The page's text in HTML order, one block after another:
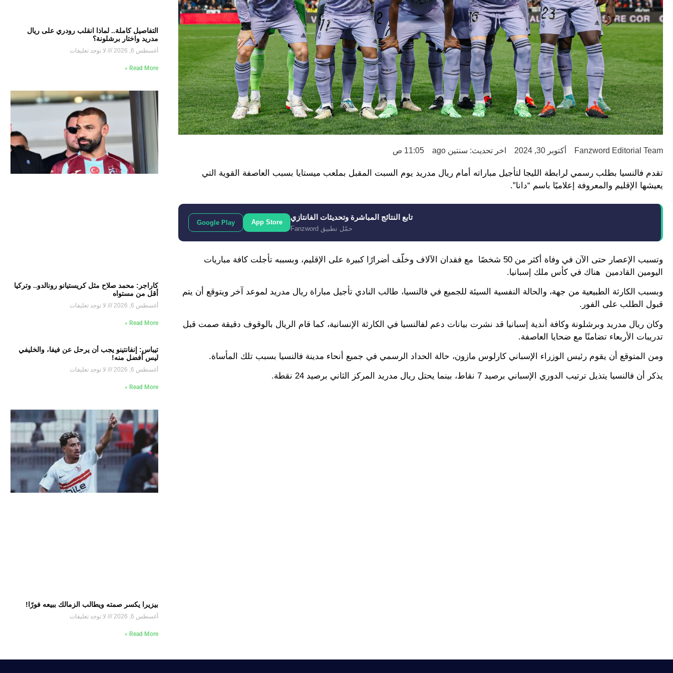
Fanzword Editorial Team أكتوبر 30, 2024 اخر تحديث: سنتين ago 11:05 ص
تقدم فالنسيا بطلب رسمي لرابطة الليجا لتأجيل مباراته أمام ريال مدريد يوم السبت المقبل بملعب ميستايا بسبب العاصفة القوية التي
يعيشها الإقليم والمعروفة إعلاميًا باسم “دانا”.
تابع النتائج المباشرة وتحديثات الفانتازي
حمّل تطبيق Fanzword
App Store
Google Play
وتسبب الإعصار حتى الآن في وفاة أكثر من 50 شخصًا مع فقدان الآلاف وخلّف أضرارًا كبيرة على الإقليم، وبسببه تأجلت كافة مباريات
اليومين القادمين هناك في كأس ملك إسبانيا.
وبسبب الكارثة الطبيعية من جهة، والحالة النفسية السيئة للجميع في فالنسيا، طالب النادي تأجيل مباراة ريال مدريد لموعد آخر ويتوقع أن يتم
قبول الطلب على الفور.
وكان ريال مدريد وبرشلونة وكافة أندية إسبانيا قد نشرت بيانات دعم لفالنسيا في الكارثة الإنسانية، كما قام الريال بالوقوف دقيقة صمت قبل
تدريبات الأربعاء تضامنًا مع ضحايا العاصفة.
ومن المتوقع أن يقوم رئيس الوزراء الإسباني كارلوس مازون، حالة الحداد الرسمي في جميع أنحاء مدينة فالنسيا بسبب تلك المأساة.
يذكر أن فالنسيا يتذيل ترتيب الدوري الإسباني برصيد 7 نقاط، بينما يحتل ريال مدريد المركز الثاني برصيد 24 نقطة.
التفاصيل كاملة.. لماذا انقلب رودري على ريال
مدريد واختار برشلونة؟
أغسطس 6, 2026 لا توجد تعليقات
Read More »
كاراجر: محمد صلاح مثل كريستيانو رونالدو.. وتركيا
أقل من مستواه
أغسطس 6, 2026 لا توجد تعليقات
Read More »
تيباس: إنفانتينو يجب أن يرحل عن فيفا، والخليفي
ليس أفضل منه!
أغسطس 6, 2026 لا توجد تعليقات
Read More »
بيزيرا يكسر صمته ويطالب الزمالك ببيعه فورًا!
أغسطس 6, 2026 لا توجد تعليقات
Read More »